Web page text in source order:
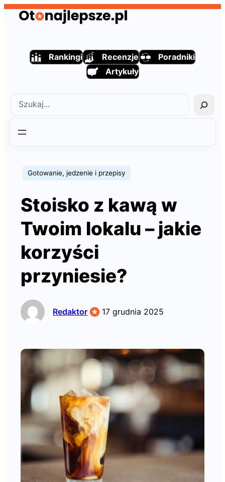
Przejdź
Rankingi Recenzje
Poradniki
Artykuły
Szukaj
Gotowanie, jedzenie i przepisy
Stoisko z kawą w
Twoim lokalu – jakie
korzyści
przyniesie?
Redaktor 17 grudnia 2025